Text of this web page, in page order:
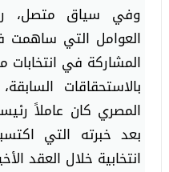
وفي سياق متصل،
العوامل التي ساهمت
المشاركة في انتخابات
بالاستحقاقات
المصري كان عاملاً
بعد خبرته التي
انتخابية خلال العقد